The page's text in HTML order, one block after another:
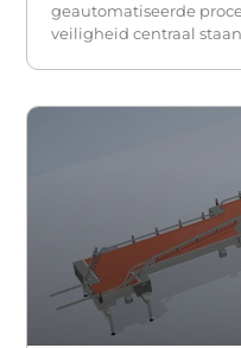
geautomatiseerde
veiligheid centraal